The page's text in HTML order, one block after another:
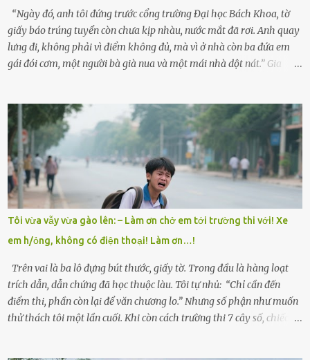
bánh rời khỏi bến...
“Ngày đó, anh tôi đứng trước cổng trường Đại học Bách Khoa, tờ
giấy báo trúng tuyển còn chưa kịp nhàu, nước mắt đã rơi. Anh quay
lưng đi, không phải vì điểm không đủ, mà vì ở nhà còn ba đứa em
gái đói cơm, một người bà già nua và một mái nhà dột nát.” Gia
có tin tức. Mọi gánh nặng đổ dồn lên đôi vai gầy guộc của bà nội –
cụ Nguyễn Thị Đào – và cậu con trai cả là Trí, lúc đó mới chỉ 17 tuổi.
Trí là học sinh giỏi toàn huyện, học lớp 12 nhưng đã biết làm ruộng,
làm thuê, biết đi cày thuê từ 4h sáng rồi lại tất tả về đi học. Người
trong làng thương lắm, bảo: “Thằng Trí học giỏi mà hiền, sau này
nên ông này bà nọ đó!” Trí có ba cô em gái: Mai, Lan và Hương – ba
cái tên mẹ đặt lúc còn sống, mong tụi nhỏ sau này như hoa mai nở
giữa mùa đông. Nhưng hoa có đẹp mấy cũng cần đất màu, mà nhà
thì chỉ toàn đất sỏi đá và khốn khó. Năm đó, Trí đỗ Đại học Bách
Khoa Hà...
Tôi vừa vẫy vừa gào lên: – Làm ơn chở em tới trường thi với! Xe
em h/ỏng, không có điện thoại! Làm ơn…!
Trên vai là ba lô đựng bút thước, giấy tờ. Trong đầu là hàng loạt
trích dẫn, dẫn chứng đã học thuộc làu. Tôi tự nhủ: “Chỉ cần đến
điểm thi, phần còn lại để văn chương lo.” Nhưng số phận như muốn
thử thách tôi một lần cuối. Khi còn cách trường thi 7 cây số, chiếc xe